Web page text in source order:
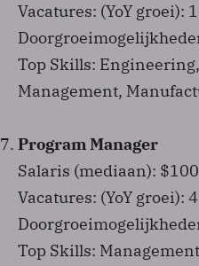
Vacatures: (YoY groei):
Top Skills:
Management,
Program Manager
Salaris (mediaan):
Vacatures: (YoY groei):
Top Skills: